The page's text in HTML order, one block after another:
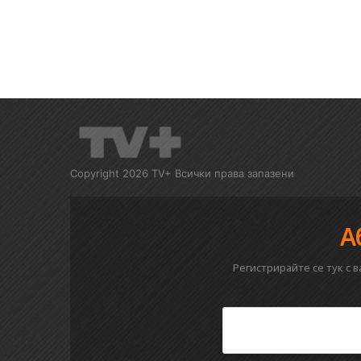
Copyright 2026 TV+ Всички права запазени
Регистрирайте се тук